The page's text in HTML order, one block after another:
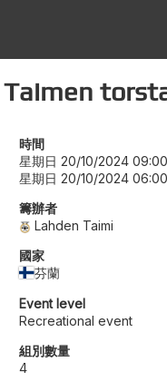
Taimen
時間
星期日 20/10/2024 09:00
星期日 20/10/2024 06:00
籌辦者
Lahden Taimi
國家
芬蘭
Event level
Recreational event
組別數量
4